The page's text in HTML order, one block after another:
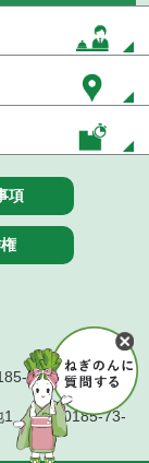
項
52-2111
1 電話 0185-73-